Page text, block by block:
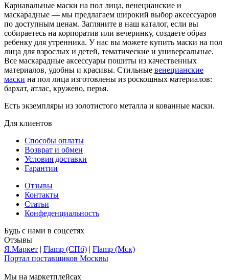
Карнавальные маски на пол лица, венецианские и
маскарадные — мы предлагаем широкий выбор аксессуаров
по доступным ценам. Загляните в наш каталог, если вы
собираетесь на корпоратив или вечеринку, создаете образ
ребенку для утренника. У нас вы можете купить маски на пол
лица для взрослых и детей, тематические и универсальные.
Все маскарадные аксессуары пошиты из качественных
материалов, удобны и красивы. Стильные венецианские
маски на пол лица изготовлены из роскошных материалов:
бархат, атлас, кружево, перья.
Есть экземпляры из золотистого металла и кованные маски.
Для клиентов
Способы оплаты
Возврат и обмен
Условия доставки
Гарантии
Отзывы
Контакты
Статьи
Конфеденциальность
Будь с нами в соцсетях
Отзывы
Я.Маркет | Flamp (СПб) | Flamp (Мск)
Портал поставщиков Москвы
Мы на маркетплейсах